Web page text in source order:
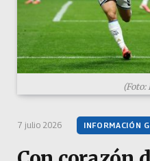
7 julio 2026 INFORMACIÓN
(Foto: